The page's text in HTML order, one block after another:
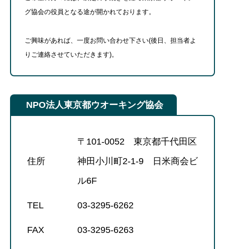
グ協会の役員となる途が開かれております。
ご興味があれば、一度お問い合わせ下さい(後日、担当者よ
りご連絡させていただきます)。
NPO法人東京都ウオーキング協会
住所
〒101-0052 東京都千代田区
神田小川町2-1-9 日米商会ビ
ル6F
TEL 03-3295-6262
FAX 03-3295-6263